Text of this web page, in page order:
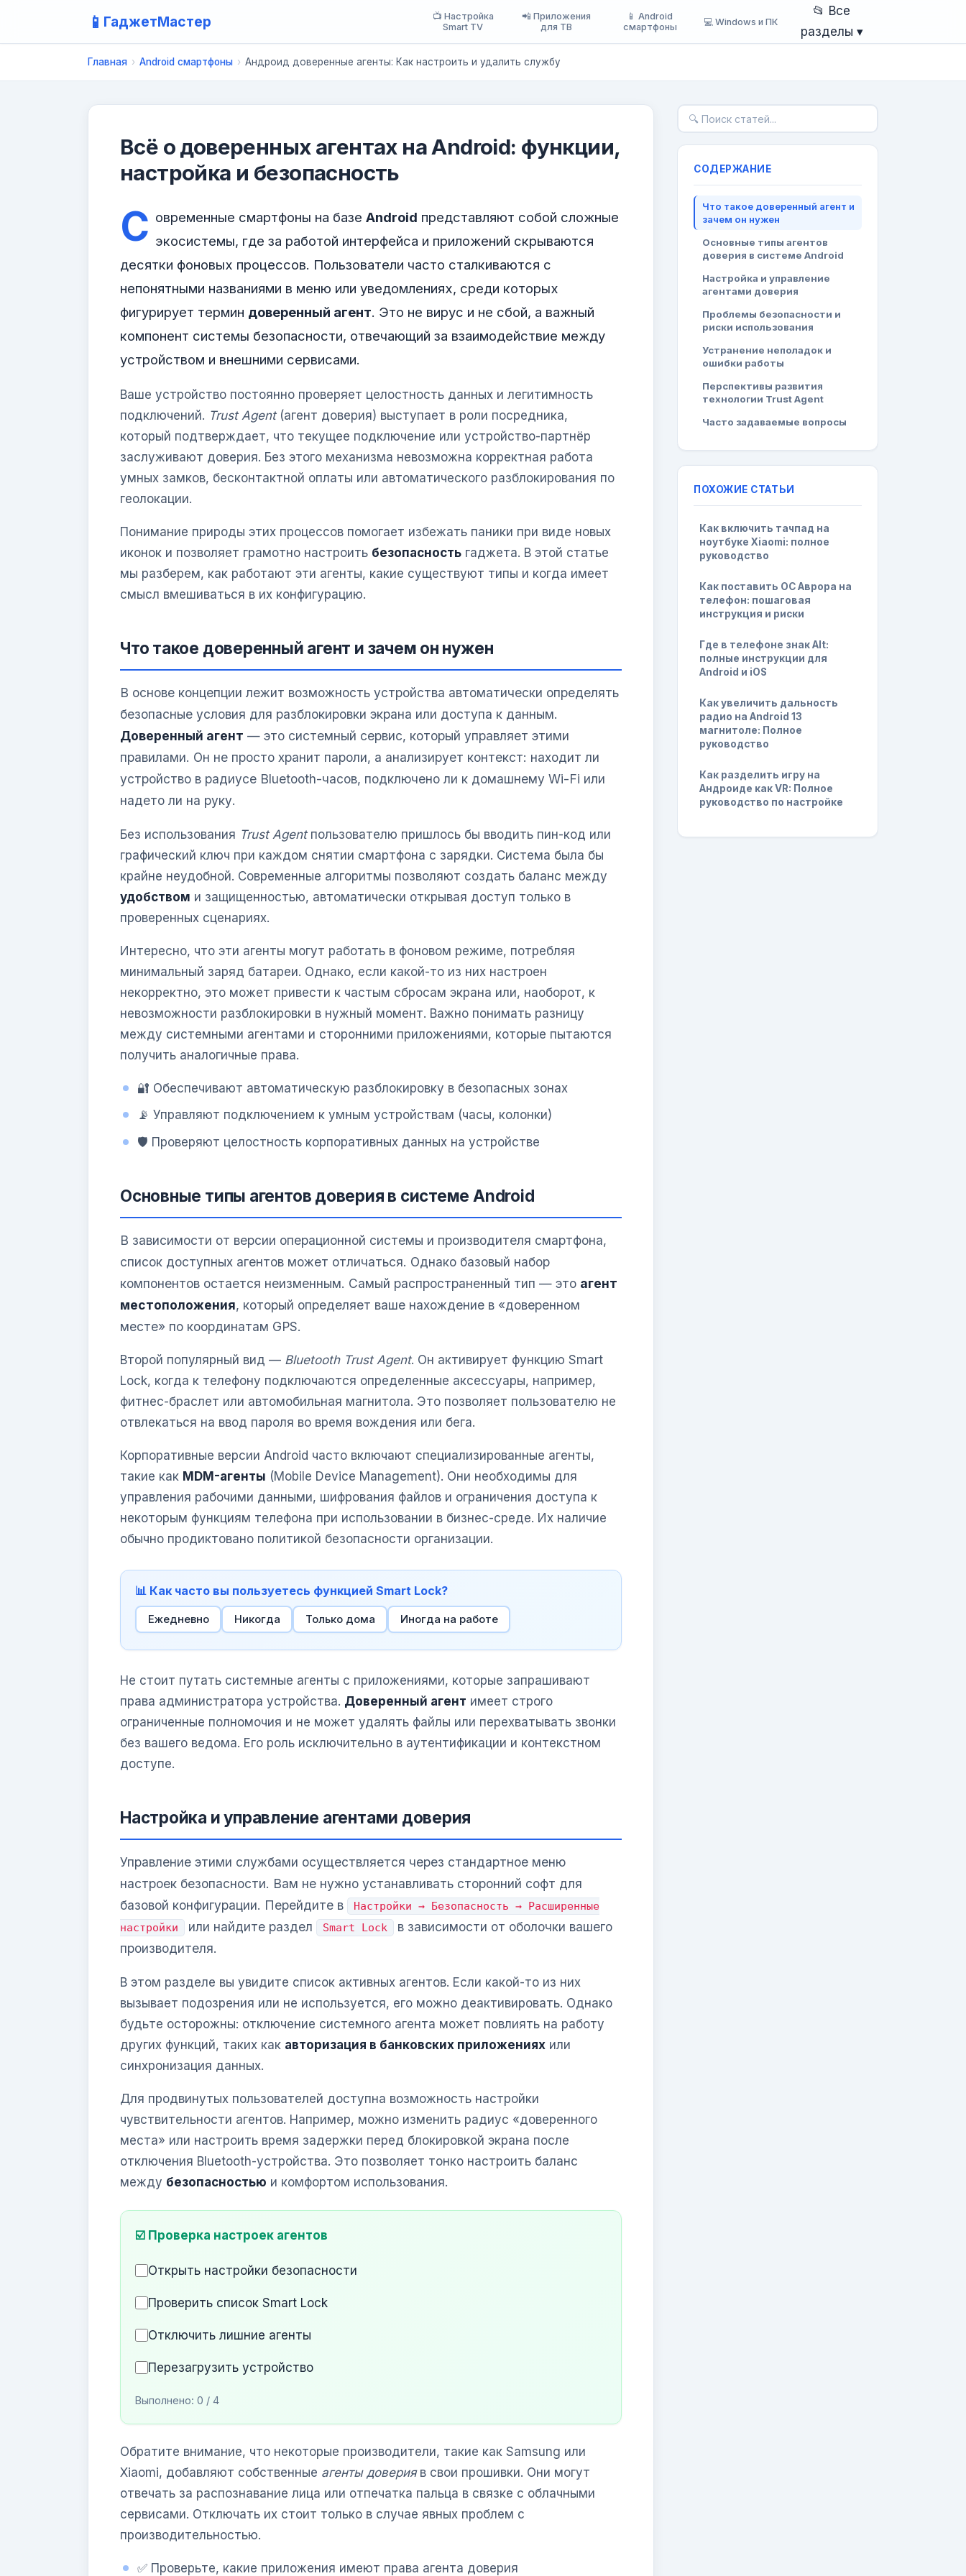
📱 ГаджетМастер
📺 Настройка
Smart TV
📲 Приложения
для ТВ
📱 Android
смартфоны
💻 Windows и ПК
📂 Все
разделы ▾
Главная › Android смартфоны › Андроид доверенные агенты: Как настроить и удалить службу
Всё о доверенных агентах на Android: функции,
настройка и безопасность
С овременные смартфоны на базе Android представляют собой сложные
экосистемы, где за работой интерфейса и приложений скрываются
десятки фоновых процессов. Пользователи часто сталкиваются с
непонятными названиями в меню или уведомлениях, среди которых
фигурирует термин доверенный агент. Это не вирус и не сбой, а важный
компонент системы безопасности, отвечающий за взаимодействие между
устройством и внешними сервисами.
Ваше устройство постоянно проверяет целостность данных и легитимность
подключений. Trust Agent(агент доверия) выступает в роли посредника,
который подтверждает, что текущее подключение или устройство-партнёр
заслуживают доверия. Без этого механизма невозможна корректная работа
умных замков, бесконтактной оплаты или автоматического разблокирования по
геолокации.
Понимание природы этих процессов помогает избежать паники при виде новых
иконок и позволяет грамотно настроить безопасность гаджета. В этой статье
мы разберем, как работают эти агенты, какие существуют типы и когда имеет
смысл вмешиваться в их конфигурацию.
Что такое доверенный агент и зачем он нужен
В основе концепции лежит возможность устройства автоматически определять
безопасные условия для разблокировки экрана или доступа к данным.
Доверенный агент — это системный сервис, который управляет этими
правилами. Он не просто хранит пароли, а анализирует контекст: находит ли
устройство в радиусе Bluetooth-часов, подключено ли к домашнему Wi-Fi или
надето ли на руку.
Без использования Trust Agentпользователю пришлось бы вводить пин-код или
графический ключ при каждом снятии смартфона с зарядки. Система была бы
крайне неудобной. Современные алгоритмы позволяют создать баланс между
удобством и защищенностью, автоматически открывая доступ только в
проверенных сценариях.
Интересно, что эти агенты могут работать в фоновом режиме, потребляя
минимальный заряд батареи. Однако, если какой-то из них настроен
некорректно, это может привести к частым сбросам экрана или, наоборот, к
невозможности разблокировки в нужный момент. Важно понимать разницу
между системными агентами и сторонними приложениями, которые пытаются
получить аналогичные права.
🔐 Обеспечивают автоматическую разблокировку в безопасных зонах
📡 Управляют подключением к умным устройствам (часы, колонки)
🛡️ Проверяют целостность корпоративных данных на устройстве
Основные типы агентов доверия в системе Android
В зависимости от версии операционной системы и производителя смартфона,
список доступных агентов может отличаться. Однако базовый набор
компонентов остается неизменным. Самый распространенный тип — это агент
местоположения, который определяет ваше нахождение в «доверенном
месте» по координатам GPS.
Второй популярный вид — Bluetooth Trust Agent. Он активирует функцию Smart
Lock, когда к телефону подключаются определенные аксессуары, например,
фитнес-браслет или автомобильная магнитола. Это позволяет пользователю не
отвлекаться на ввод пароля во время вождения или бега.
Корпоративные версии Android часто включают специализированные агенты,
такие как MDM-агенты (Mobile Device Management). Они необходимы для
управления рабочими данными, шифрования файлов и ограничения доступа к
некоторым функциям телефона при использовании в бизнес-среде. Их наличие
обычно продиктовано политикой безопасности организации.
📊 Как часто вы пользуетесь функцией Smart Lock?
Ежедневно Никогда Только дома Иногда на работе
Не стоит путать системные агенты с приложениями, которые запрашивают
права администратора устройства. Доверенный агент имеет строго
ограниченные полномочия и не может удалять файлы или перехватывать звонки
без вашего ведома. Его роль исключительно в аутентификации и контекстном
доступе.
Настройка и управление агентами доверия
Управление этими службами осуществляется через стандартное меню
настроек безопасности. Вам не нужно устанавливать сторонний софт для
базовой конфигурации. Перейдите в
Настройки → Безопасность → Расширенные
настройки
или найдите раздел Smart Lock
в зависимости от оболочки вашего
производителя.
В этом разделе вы увидите список активных агентов. Если какой-то из них
вызывает подозрения или не используется, его можно деактивировать. Однако
будьте осторожны: отключение системного агента может повлиять на работу
других функций, таких как авторизация в банковских приложениях или
синхронизация данных.
Для продвинутых пользователей доступна возможность настройки
чувствительности агентов. Например, можно изменить радиус «доверенного
места» или настроить время задержки перед блокировкой экрана после
отключения Bluetooth-устройства. Это позволяет тонко настроить баланс
между безопасностью и комфортом использования.
☑️ Проверка настроек агентов
Открыть настройки безопасности
Проверить список Smart Lock
Отключить лишние агенты
Перезагрузить устройство
Выполнено: 0 / 4
Обратите внимание, что некоторые производители, такие как Samsung или
Xiaomi, добавляют собственные агенты доверияв свои прошивки. Они могут
отвечать за распознавание лица или отпечатка пальца в связке с облачными
сервисами. Отключать их стоит только в случае явных проблем с
производительностью.
✅ Проверьте, какие приложения имеют права агента доверия
СОДЕРЖАНИЕ
Что такое доверенный агент и
зачем он нужен
Основные типы агентов
доверия в системе Android
Настройка и управление
агентами доверия
Проблемы безопасности и
риски использования
Устранение неполадок и
ошибки работы
Перспективы развития
технологии Trust Agent
Часто задаваемые вопросы
ПОХОЖИЕ СТАТЬИ
Как включить тачпад на
ноутбуке Xiaomi: полное
руководство
Как поставить ОС Аврора на
телефон: пошаговая
инструкция и риски
Где в телефоне знак Alt:
полные инструкции для
Android и iOS
Как увеличить дальность
радио на Android 13
магнитоле: Полное
руководство
Как разделить игру на
Андроиде как VR: Полное
руководство по настройке